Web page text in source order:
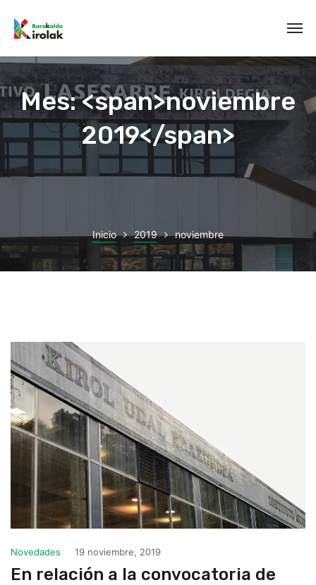
Mes: <span>noviembre
2019</span>
Inicio 2019 noviembre
Novedades 19 noviembre, 2019
En relación a la convocatoria de